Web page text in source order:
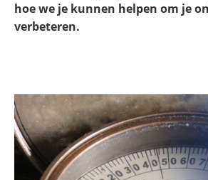
hoe we je kunnen helpen om je
verbeteren.